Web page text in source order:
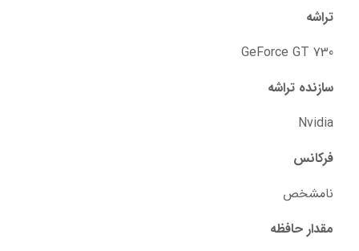
تراشه
GeForce GT 730
سازنده تراشه
Nvidia
فرکانس
نامشخص
مقدار حافظه